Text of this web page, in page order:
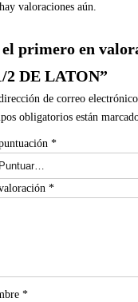
valoraciones aún.
el primero en
2 DE LATON”
de correo
obligatorios están
*
*
*